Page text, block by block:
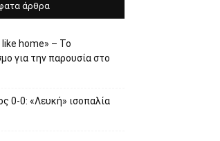
άρθρα
like home» – Το
για την παρουσία στο
0-0: «Λευκή» ισοπαλία